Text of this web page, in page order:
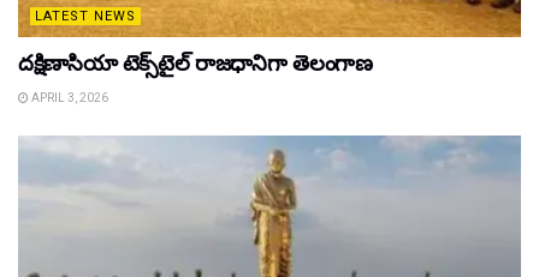
LATEST NEWS
దక్షిణాసియా టెక్స్‌టైల్ రాజధానిగా తెలంగాణ
APRIL 3, 2026